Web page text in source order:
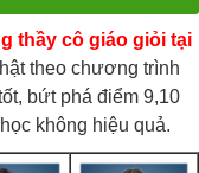
thầy cô giáo giỏi tại
theo chương trình
bứt phá điểm 9,10
không hiệu quả.